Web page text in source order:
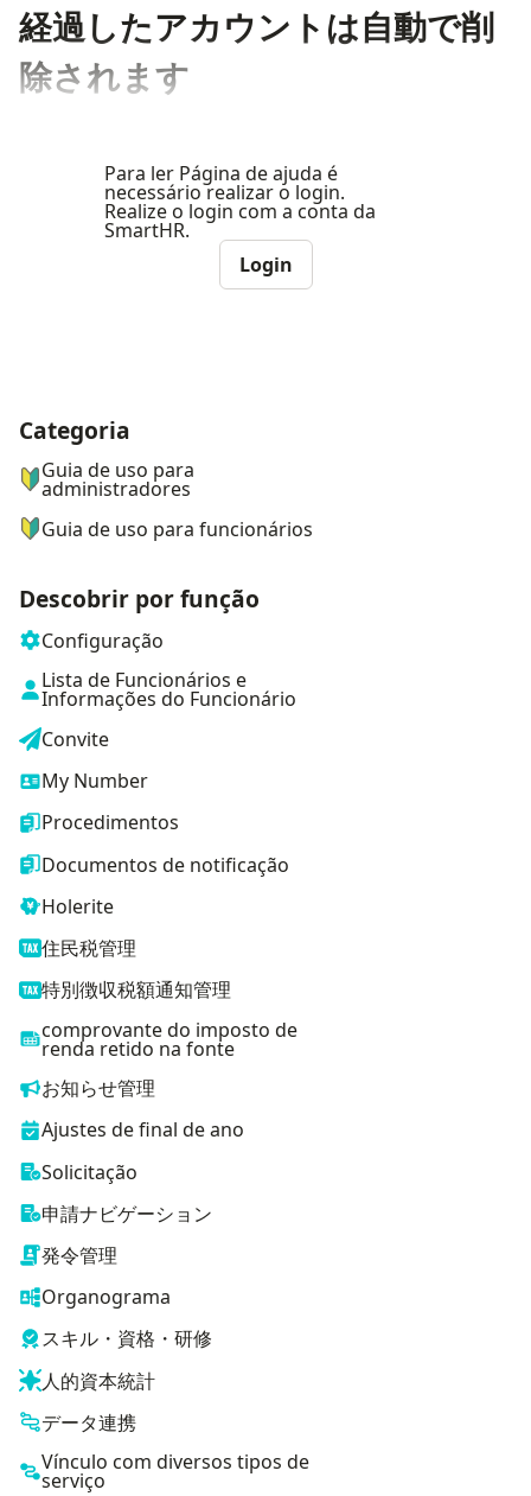
経過したアカウントは自動で削
除されます
Para ler Página de ajuda é
necessário realizar o login.
Realize o login com a conta da
SmartHR.
Login
ナビゲーションメニュー
Categoria
Guia de uso para
administradores
Guia de uso para funcionários
Descobrir por função
Configuração
Lista de Funcionários e
Informações do Funcionário
Convite
My Number
Procedimentos
Documentos de notificação
Holerite
住民税管理
特別徴収税額通知管理
comprovante do imposto de
renda retido na fonte
お知らせ管理
Ajustes de final de ano
Solicitação
申請ナビゲーション
発令管理
Organograma
スキル・資格・研修
人的資本統計
データ連携
Vínculo com diversos tipos de
serviço